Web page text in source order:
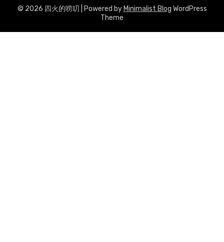
© 2026 四火的唠叨 | Powered by Minimalist Blog WordPress
Theme